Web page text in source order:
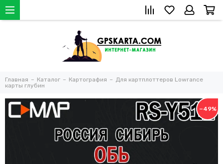
Главная Каталог Картография
Для картплоттеров Lowrance
карты глубин
−49%